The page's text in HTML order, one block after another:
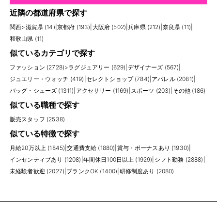
近隣の都道府県で探す
関西>滋賀県 (14) 京都府 (193) 大阪府 (502) |兵庫県 (212) 奈良県 (11)
和歌山県 (11)
似ているカテゴリで探す
ファッション (2728)>ラグジュアリー (629) デザイナーズ (567)
ジュエリー・ウォッチ (419) セレクトショップ (784) アパレル (2081)
バッグ・シューズ (1311) アクセサリー (1169) スポーツ (203) その他 (186)
似ている職種で探す
販売スタッフ (2538)
似ている特徴で探す
月給20万以上 (1845) |交通費支給 (1880) 賞与・ボーナスあり (1930)
インセンティブあり (1208) 年間休日100日以上 (1929) シフト勤務 (2888)
未経験者歓迎 (2027) ブランクOK (1400) 研修制度あり (2080)